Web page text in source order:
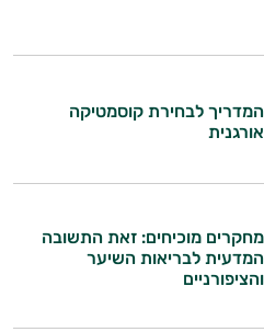
המדריך לבחירת קוסמטיקה
אורגנית
מחקרים מוכיחים: זאת התשובה
המדעית לבריאות השיער
והציפורניים